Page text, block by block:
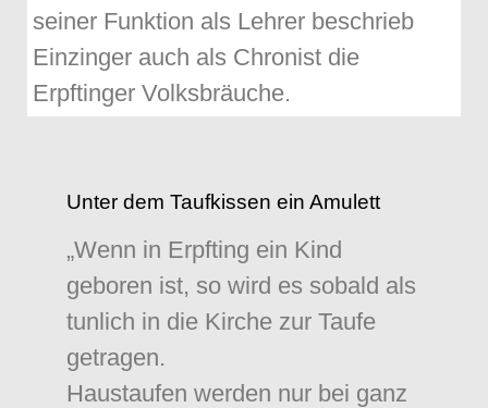
seiner Funktion als Lehrer beschrieb
Einzinger auch als Chronist die
Erpftinger Volksbräuche.
Unter dem Taufkissen ein Amulett
„Wenn in Erpfting ein Kind
geboren ist, so wird es sobald als
tunlich in die Kirche zur Taufe
getragen.
Haustaufen werden nur bei ganz